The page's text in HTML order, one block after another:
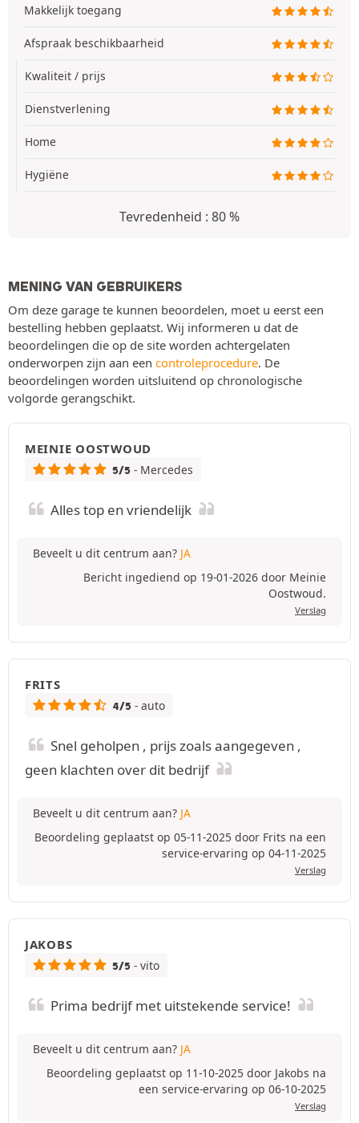
Makkelijk toegang
Afspraak beschikbaarheid
Kwaliteit / prijs
Dienstverlening
Home
Hygiëne
Tevredenheid : 80 %
MENING VAN GEBRUIKERS
Om deze garage te kunnen beoordelen, moet u eerst een
bestelling hebben geplaatst. Wij informeren u dat de
beoordelingen die op de site worden achtergelaten
onderworpen zijn aan een controleprocedure. De
beoordelingen worden uitsluitend op chronologische
volgorde gerangschikt.
MEINIE OOSTWOUD
5/5 - Mercedes
Alles top en vriendelijk
Beveelt u dit centrum aan? JA
Bericht ingediend op 19-01-2026 door Meinie
Oostwoud.
Verslag
FRITS
4/5 - auto
Snel geholpen , prijs zoals aangegeven ,
geen klachten over dit bedrijf
Beveelt u dit centrum aan? JA
Beoordeling geplaatst op 05-11-2025 door Frits na een
service-ervaring op 04-11-2025
Verslag
JAKOBS
5/5 - vito
Prima bedrijf met uitstekende service!
Beveelt u dit centrum aan? JA
Beoordeling geplaatst op 11-10-2025 door Jakobs na
een service-ervaring op 06-10-2025
Verslag